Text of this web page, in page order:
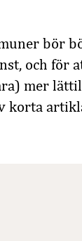
bör
och för
mer
korta